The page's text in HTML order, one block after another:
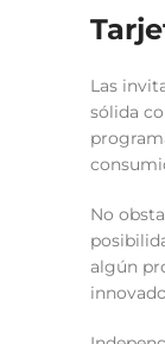
Las
sólida
No
algún